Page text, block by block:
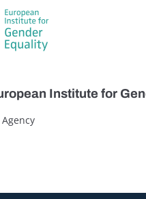
Institute for